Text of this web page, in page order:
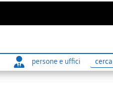
persone e uffici
Ricerca